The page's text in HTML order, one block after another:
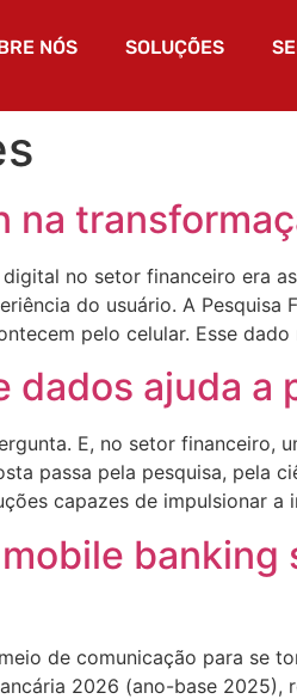
NÓS SOLUÇÕES
na
no setor financeiro era
do usuário. A
pelo celular. Esse
dados ajuda
E, no setor financeiro,
passa pela pesquisa, pela
capazes de impulsionar a
de comunicação para se
2026 (ano-base